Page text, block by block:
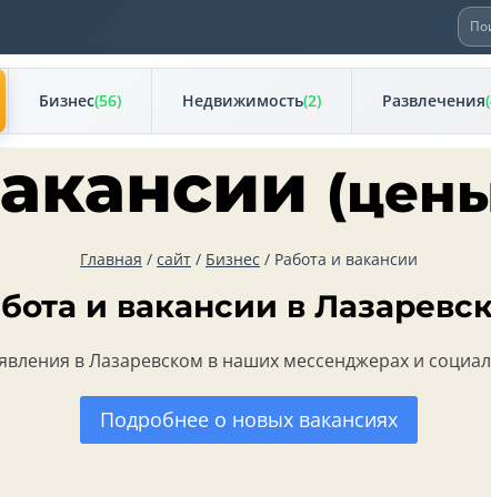
Бизнес(56) Недвижимость(2) Развлечения
Главная / сайт / Бизнес / Работа и вакансии
и вакансии в
в Лазаревском в наших мессенджерах и
Подробнее о новых вакансиях